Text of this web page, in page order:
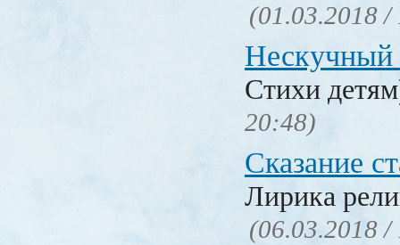
(01.03.2018 /
Нескучный
Стихи
20:48)
Сказание
Лирика
(06.03.2018 /